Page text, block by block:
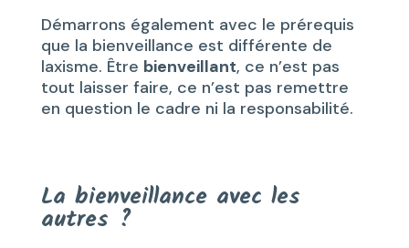
Démarrons également avec le prérequis
que la bienveillance est différente de
laxisme. Être bienveillant, ce n’est pas
tout laisser faire, ce n’est pas remettre
en question le cadre ni la responsabilité.
La bienveillance avec les
autres ?